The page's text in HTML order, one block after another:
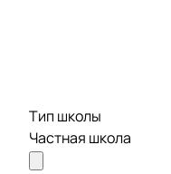
Тип школы
Частная школа